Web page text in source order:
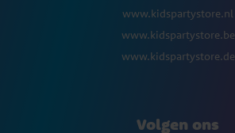
www.kidspartystore.nl
www.kidspartystore.be
www.kidspartystore.de
Volgen ons